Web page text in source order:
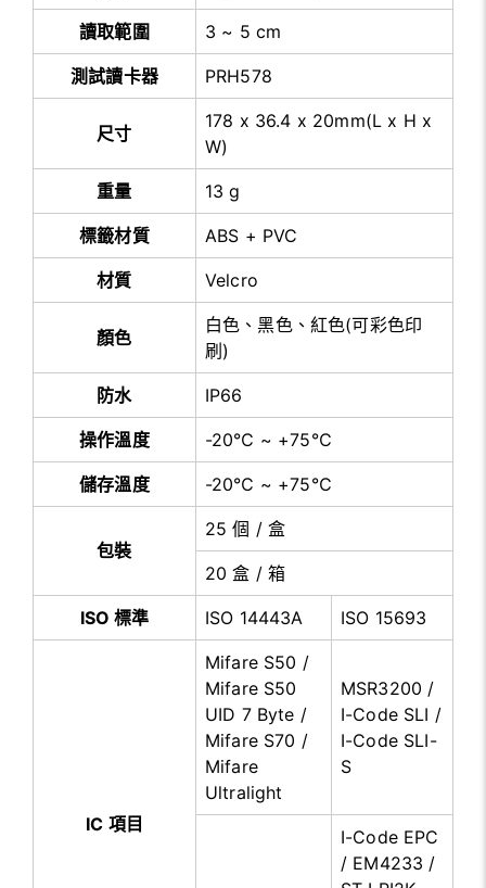
讀取範圍 3 ~ 5 cm
測試讀卡器 PRH578
尺寸
178 x 36.4 x 20mm(L x H x
W)
重量 13 g
標籤材質 ABS + PVC
材質 Velcro
顏色
白色、黑色、紅色(可彩色印
刷)
防水 IP66
操作溫度 -20℃ ~ +75℃
儲存溫度 -20℃ ~ +75℃
包裝
25 個 / 盒
20 盒 / 箱
ISO 標準 ISO 14443A ISO 15693
IC 項目
Mifare S50 /
Mifare S50
UID 7 Byte /
Mifare S70 /
Mifare
Ultralight
MSR3200 /
I-Code SLI /
I-Code SLI-
S
I-Code EPC
/ EM4233 /